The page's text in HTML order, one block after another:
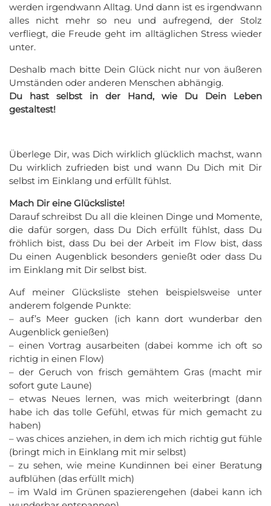
werden irgendwann Alltag. Und dann ist es irgendwann
alles nicht mehr so neu und aufregend, der Stolz
verfliegt, die Freude geht im alltäglichen Stress wieder
unter.
Deshalb mach bitte Dein Glück nicht nur von äußeren
Umständen oder anderen Menschen abhängig.
Du hast selbst in der Hand, wie Du Dein Leben
gestaltest!
Überlege Dir, was Dich wirklich glücklich machst, wann
Du wirklich zufrieden bist und wann Du Dich mit Dir
selbst im Einklang und erfüllt fühlst.
Mach Dir eine Glücksliste!
Darauf schreibst Du all die kleinen Dinge und Momente,
die dafür sorgen, dass Du Dich erfüllt fühlst, dass Du
fröhlich bist, dass Du bei der Arbeit im Flow bist, dass
Du einen Augenblick besonders genießt oder dass Du
im Einklang mit Dir selbst bist.
Auf meiner Glücksliste stehen beispielsweise unter
anderem folgende Punkte:
– auf’s Meer gucken (ich kann dort wunderbar den
Augenblick genießen)
– einen Vortrag ausarbeiten (dabei komme ich oft so
richtig in einen Flow)
– der Geruch von frisch gemähtem Gras (macht mir
sofort gute Laune)
– etwas Neues lernen, was mich weiterbringt (dann
habe ich das tolle Gefühl, etwas für mich gemacht zu
haben)
– was chices anziehen, in dem ich mich richtig gut fühle
(bringt mich in Einklang mit mir selbst)
– zu sehen, wie meine Kundinnen bei einer Beratung
aufblühen (das erfüllt mich)
– im Wald im Grünen spazierengehen (dabei kann ich